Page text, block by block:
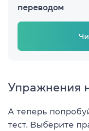
переводом
Упражнения
А теперь
тест. Выберите